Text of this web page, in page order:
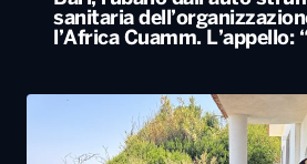
sanitaria
l’Africa Cuamm. L’appello: